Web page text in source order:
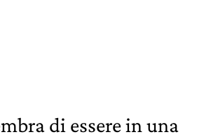
di essere in una